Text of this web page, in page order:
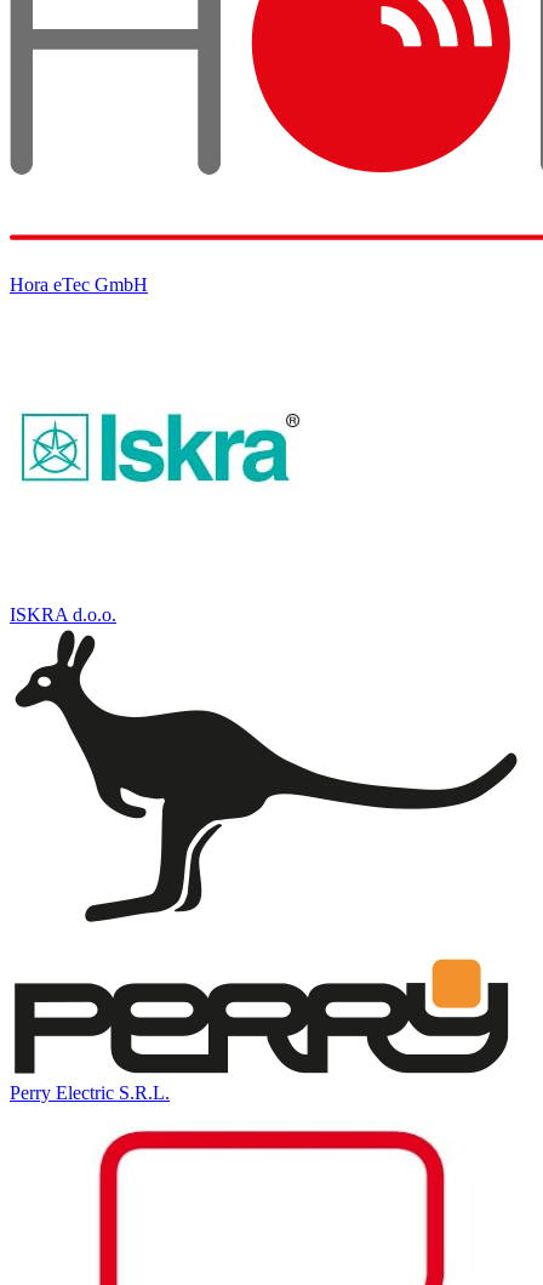
Hora eTec GmbH
ISKRA d.o.o.
Perry Electric S.R.L.